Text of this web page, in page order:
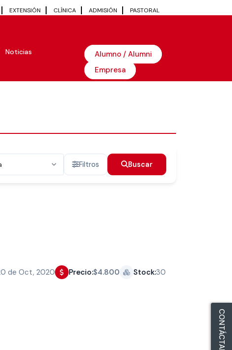
EXTENSIÓN CLÍNICA ADMISIÓN PASTORAL
Noticias
Alumno / Alumni
Empresa
Filtros Buscar
de Oct, 2020 Precio:$4.800 Stock:30
CONTÁCTANOS